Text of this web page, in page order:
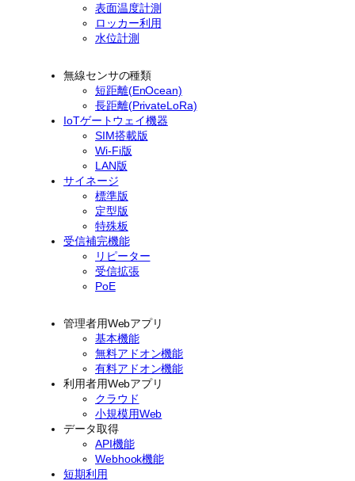
表面温度計測
ロッカー利用
水位計測
無線センサの種類
短距離(EnOcean)
長距離(PrivateLoRa)
IoTゲートウェイ機器
SIM搭載版
Wi-Fi版
LAN版
サイネージ
標準版
定型版
特殊板
受信補完機能
リピーター
受信拡張
PoE
管理者用Webアプリ
基本機能
無料アドオン機能
有料アドオン機能
利用者用Webアプリ
クラウド
小規模用Web
データ取得
API機能
Webhook機能
短期利用